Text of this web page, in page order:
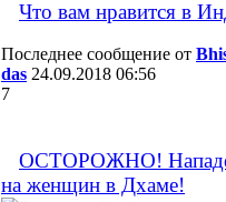
Что вам нравится в
Последнее сообщение от
das 24.09.2018 06:56
7
ОСТОРОЖНО!
на женщин в Дхаме!